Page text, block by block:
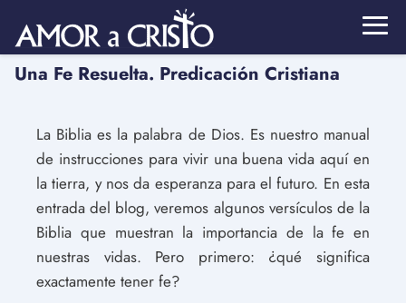
Una Fe Resuelta. Predicación Cristiana
La Biblia es la palabra de Dios. Es nuestro manual
de instrucciones para vivir una buena vida aquí en
la tierra, y nos da esperanza para el futuro. En esta
entrada del blog, veremos algunos versículos de la
Biblia que muestran la importancia de la fe en
nuestras vidas. Pero primero: ¿qué significa
exactamente tener fe?